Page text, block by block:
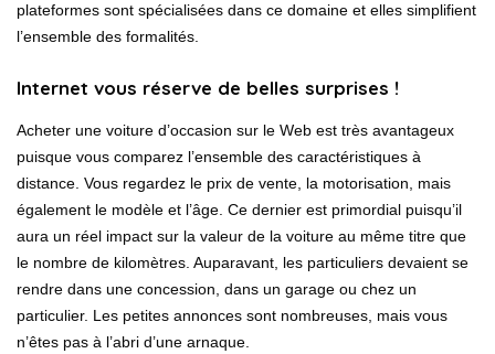
plateformes sont spécialisées dans ce domaine et elles simplifient
l’ensemble des formalités.
Internet vous réserve de belles surprises !
Acheter une voiture d’occasion sur le Web est très avantageux
puisque vous comparez l’ensemble des caractéristiques à
distance. Vous regardez le prix de vente, la motorisation, mais
également le modèle et l’âge. Ce dernier est primordial puisqu’il
aura un réel impact sur la valeur de la voiture au même titre que
le nombre de kilomètres. Auparavant, les particuliers devaient se
rendre dans une concession, dans un garage ou chez un
particulier. Les petites annonces sont nombreuses, mais vous
n’êtes pas à l’abri d’une arnaque.